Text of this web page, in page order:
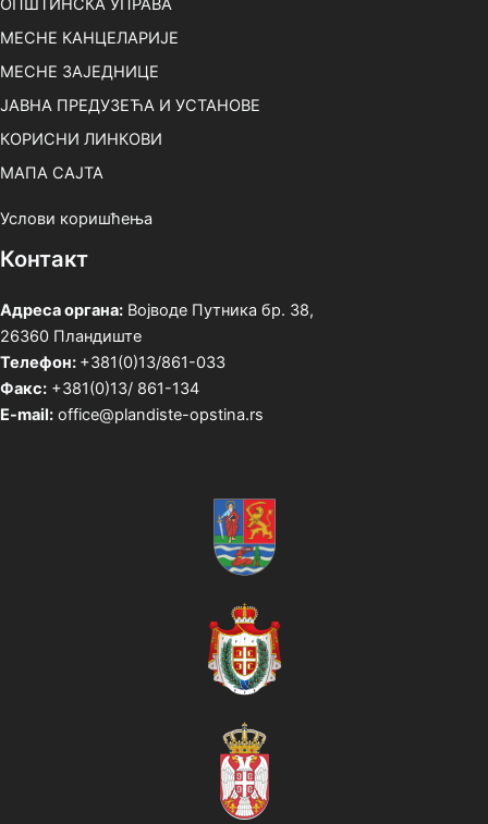
ОПШТИНСКА УПРАВА
МЕСНЕ КАНЦЕЛАРИЈЕ
МЕСНЕ ЗАЈЕДНИЦЕ
ЈАВНА ПРЕДУЗЕЋА И УСТАНОВЕ
КОРИСНИ ЛИНКОВИ
МАПА САЈТА
Услови коришћења
Контакт
Адреса органа: Војводе Путника бр. 38,
26360 Пландиште
Телефон: +381(0)13/861-033
Факс: +381(0)13/ 861-134
E-mail: office@plandiste-opstina.rs